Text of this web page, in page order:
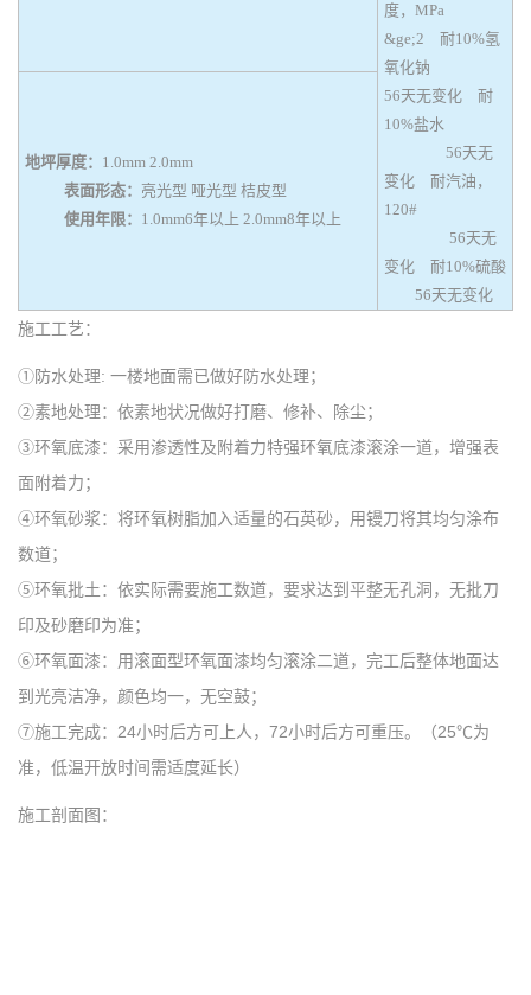
度，MPa
&ge;2 耐10%氢
氧化钠
56天无变化 耐
10%盐水
56天无
变化 耐汽油，
120#
56天无
变化 耐10%硫酸
56天无变化
地坪厚度： 1.0mm 2.0mm
表面形态： 亮光型 哑光型 桔皮型
使用年限： 1.0mm6年以上 2.0mm8年以上
施工工艺：
①防水处理: 一楼地面需已做好防水处理；
②素地处理：依素地状况做好打磨、修补、除尘；
③环氧底漆：采用渗透性及附着力特强环氧底漆滚涂一道，增强表
面附着力；
④环氧砂浆：将环氧树脂加入适量的石英砂，用镘刀将其均匀涂布
数道；
⑤环氧批土：依实际需要施工数道，要求达到平整无孔洞，无批刀
印及砂磨印为准；
⑥环氧面漆：用滚面型环氧面漆均匀滚涂二道，完工后整体地面达
到光亮洁净，颜色均一，无空鼓；
⑦施工完成：24小时后方可上人，72小时后方可重压。（25℃为
准，低温开放时间需适度延长）
施工剖面图：